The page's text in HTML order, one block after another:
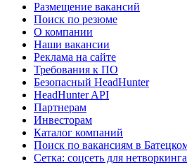
Размещение вакансий
Поиск по резюме
О компании
Наши вакансии
Реклама на сайте
Требования к ПО
Безопасный HeadHunter
HeadHunter API
Партнерам
Инвесторам
Каталог компаний
Поиск по вакансиям в
Сетка: соцсеть для нетворкинга